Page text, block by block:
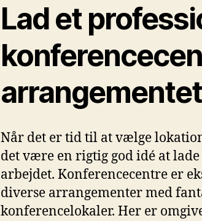
Lad et
arrangementet
Når det er tid til at vælge
det være en rigtig god idé at
arbejdet. Konferencecentre er
diverse arrangementer med
konferencelokaler. Her er